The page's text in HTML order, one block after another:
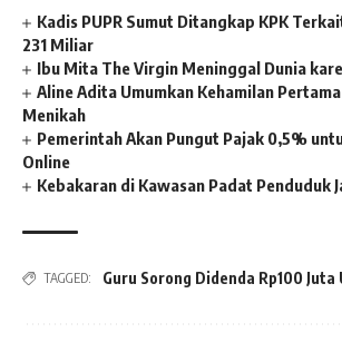
Kadis PUPR Sumut Ditangkap KPK
231 Miliar
Ibu Mita The Virgin Meninggal Dunia
Aline Adita Umumkan Kehamilan
Menikah
Pemerintah Akan Pungut Pajak 0,5%
Online
Kebakaran di Kawasan Padat Penduduk
TAGGED: Guru Sorong Didenda Rp100 Juta